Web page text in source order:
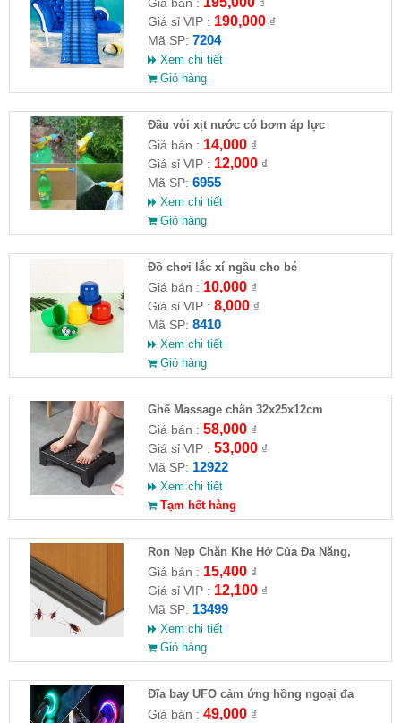
Giá sỉ VIP : 190,000₫
Mã SP: 7204
Xem chi tiết
Giỏ hàng
Đầu vòi xịt nước có bơm áp lực
Giá bán : 14,000₫
Giá sỉ VIP : 12,000₫
Mã SP: 6955
Xem chi tiết
Giỏ hàng
Đồ chơi lắc xí ngầu cho bé
Giá bán : 10,000₫
Giá sỉ VIP : 8,000₫
Mã SP: 8410
Xem chi tiết
Giỏ hàng
Ghế Massage chân 32x25x12cm
Giá bán : 58,000₫
Giá sỉ VIP : 53,000₫
Mã SP: 12922
Xem chi tiết
Tạm hết hàng
Ron Nẹp Chặn Khe Hở Của Đa Năng,
Chống Côn Trùng( HĐ )
Giá bán : 15,400₫
Giá sỉ VIP : 12,100₫
Mã SP: 13499
Xem chi tiết
Giỏ hàng
Đĩa bay UFO cảm ứng hồng ngoại đa
chiều tự động bay về
Giá bán : 49,000₫